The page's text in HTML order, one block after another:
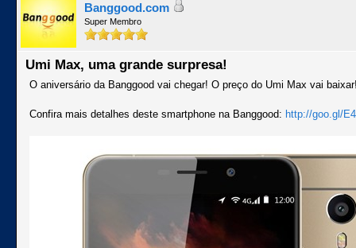
Banggood.com
Super Membro
Umi Max, uma grande surpresa!
O aniversário da Banggood vai chegar! O preço do Umi Max vai
Confira mais detalhes deste smartphone na Banggood: http://goo.gl/